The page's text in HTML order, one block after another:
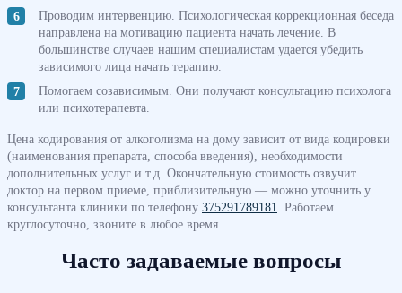
Проводим интервенцию. Психологическая коррекционная беседа
направлена на мотивацию пациента начать лечение. В
большинстве случаев нашим специалистам удается убедить
зависимого лица начать терапию.
Помогаем созависимым. Они получают консультацию психолога
или психотерапевта.
Цена кодирования от алкоголизма на дому зависит от вида кодировки
(наименования препарата, способа введения), необходимости
дополнительных услуг и т.д. Окончательную стоимость озвучит
доктор на первом приеме, приблизительную — можно уточнить у
консультанта клиники по телефону 375291789181
. Работаем
круглосуточно, звоните в любое время.
Часто задаваемые вопросы